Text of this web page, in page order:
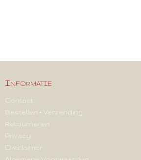
Informatie
Contact
Bestellen + Verzending
Retourneren
Privacy
Disclaimer